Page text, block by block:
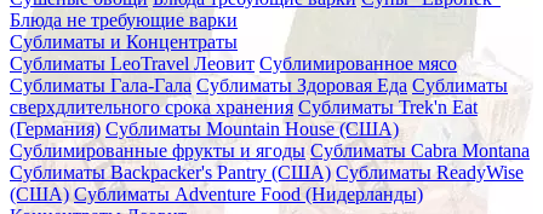
Блюда не требующие варки
Сублиматы и Концентраты
Сублиматы LeoTravel Леовит Сублимированное мясо
Сублиматы Гала-Гала Сублиматы Здоровая Еда Сублиматы
сверхдлительного срока хранения Сублиматы Trek'n Eat
(Германия) Сублиматы Mountain House (США)
Сублимированные фрукты и ягоды Сублиматы Cabra Montana
Сублиматы Backpacker's Pantry (США) Сублиматы ReadyWise
(США) Сублиматы Adventure Food (Нидерланды)